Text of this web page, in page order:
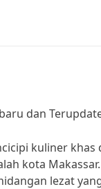
dan
kuliner
kota
lezat